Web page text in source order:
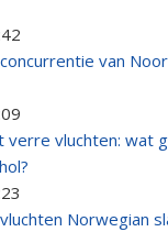
van
verre vluchten: wat
Norwegian